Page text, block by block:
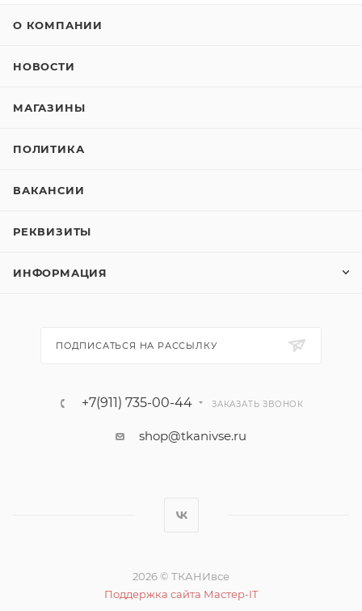
О КОМПАНИИ
НОВОСТИ
МАГАЗИНЫ
ПОЛИТИКА
ВАКАНСИИ
РЕКВИЗИТЫ
ИНФОРМАЦИЯ
ПОДПИСАТЬСЯ НА РАССЫЛКУ
+7(911) 735-00-44 ЗАКАЗАТЬ ЗВОНОК
shop@tkanivse.ru
2026 © ТКАНИвсе
Поддержка сайта Мастер-IT